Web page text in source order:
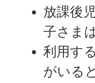
放課後
子さま
利用す
がいる